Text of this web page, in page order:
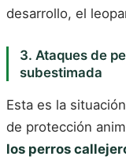
desarrollo, el
3. Ataques de
subestimada
Esta es la
de protección
los perros